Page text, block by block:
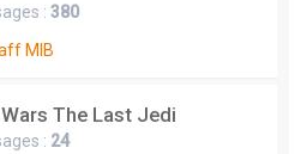
: 380
MIB
The Last Jedi
: 24